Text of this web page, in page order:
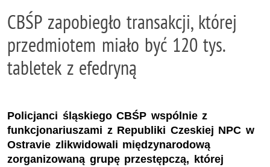
CBŚP zapobiegło transakcji, której
przedmiotem miało być 120 tys.
tabletek z efedryną
Policjanci śląskiego CBŚP wspólnie z
funkcjonariuszami z Republiki Czeskiej NPC w
Ostravie zlikwidowali międzynarodową
zorganizowaną grupę przestępczą, której